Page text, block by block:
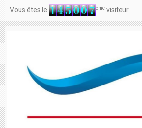
Vous êtes le ème visiteur